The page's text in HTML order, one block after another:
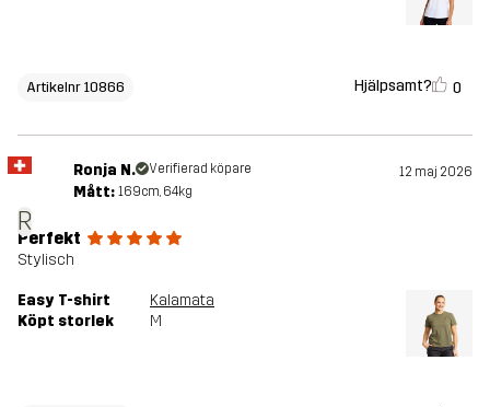
Artikelnr 10866 Hjälpsamt? 0
R
Ronja N. Verifierad köpare 12 maj 2026
Mått: 169cm, 64kg
Perfekt
Stylisch
Easy T-shirt
Kalamata
Köpt storlek
M